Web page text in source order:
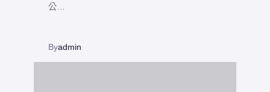
公…
Byadmin